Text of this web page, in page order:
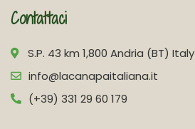
Contattaci
S.P. 43 km 1,800 Andria (BT) Italy
info@lacanapaitaliana.it
(+39) 331 29 60 179